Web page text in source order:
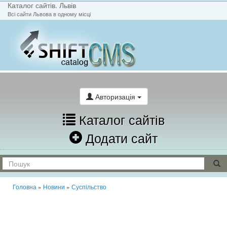
Каталог сайтів. Львів
Всі сайти Львова в одному місці
Авторизація
Каталог сайтів
Додати сайт
Головна » Новини » Суспільство